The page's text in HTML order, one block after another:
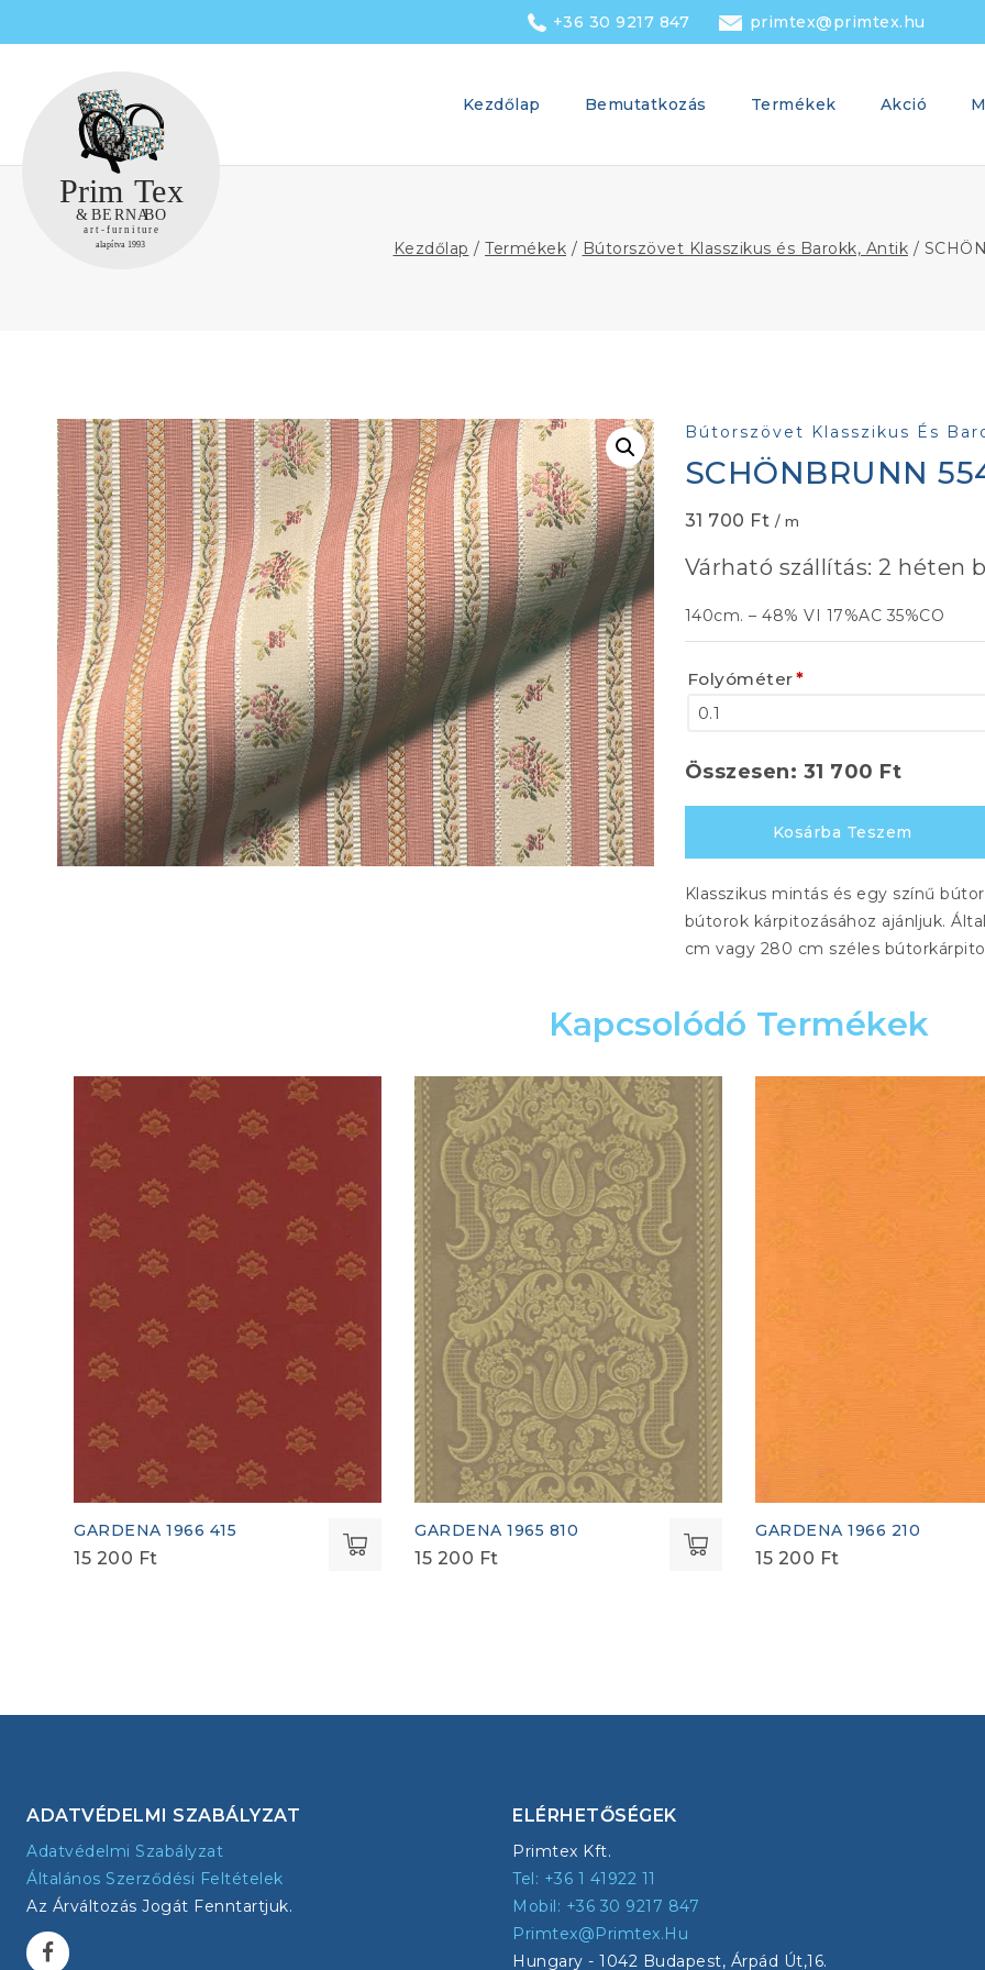
to
+36 30 9217 847 primtex@primtex.hu
Kezdőlap Bemutatkozás Termékek Akció
Kezdőlap / Termékek / Bútorszövet Klasszikus és Barokk, Antik /
Bútorszövet Klasszikus És
SCHÖNBRUNN
31 700 Ft / m
Várható szállítás: 2 héten
140cm. – 48% VI 17%AC 35%CO
Folyóméter*
Összesen: 31 700 Ft
Kosárba Teszem
Klasszikus mintás és egy színű
bútorok kárpitozásához ajánljuk.
cm vagy 280 cm széles
Kapcsolódó Termékek
GARDENA 1966 415
15 200 Ft
GARDENA 1965 810
15 200 Ft
GARDENA 1966 210
15 200 Ft
ADATVÉDELMI SZABÁLYZAT
Adatvédelmi Szabályzat
Általános Szerződési Feltételek
Az Árváltozás Jogát Fenntartjuk.
ELÉRHETŐSÉGEK
Primtex Kft.
Tel: +36 1 41922 11
Mobil: +36 30 9217 847
Primtex@primtex.hu
Hungary - 1042 Budapest, Árpád Út,16.